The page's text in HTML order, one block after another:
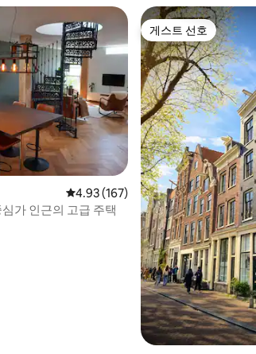
평점 4.93점(5점 만점), 후기 167개
4.93 (167)
가 인근의 고급 주택
게스트 선호
게스트 선호